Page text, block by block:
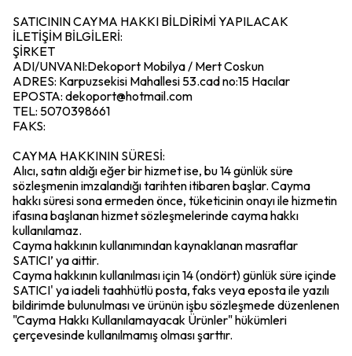
SATICININ CAYMA HAKKI BİLDİRİMİ YAPILACAK
İLETİŞİM BİLGİLERİ:
ŞİRKET
ADI/UNVANI:Dekoport Mobilya / Mert Coskun
ADRES: Karpuzsekisi Mahallesi 53.cad no:15 Hacılar
EPOSTA: dekoport@hotmail.com
TEL: 5070398661
FAKS:
CAYMA HAKKININ SÜRESİ:
Alıcı, satın aldığı eğer bir hizmet ise, bu 14 günlük süre
sözleşmenin imzalandığı tarihten itibaren başlar. Cayma
hakkı süresi sona ermeden önce, tüketicinin onayı ile hizmetin
ifasına başlanan hizmet sözleşmelerinde cayma hakkı
kullanılamaz.
Cayma hakkının kullanımından kaynaklanan masraflar
SATICI’ ya aittir.
Cayma hakkının kullanılması için 14 (ondört) günlük süre içinde
SATICI' ya iadeli taahhütlü posta, faks veya eposta ile yazılı
bildirimde bulunulması ve ürünün işbu sözleşmede düzenlenen
"Cayma Hakkı Kullanılamayacak Ürünler" hükümleri
çerçevesinde kullanılmamış olması şarttır.